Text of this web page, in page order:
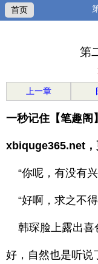
首页
第
上一章
一秒记住【笔趣阁】
xbiquge365.net，
“你呢，有没有
“好啊，求之不
韩琛脸上露出喜
好，自然也是听说